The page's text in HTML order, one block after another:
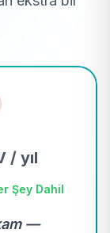
/ yıl
Şey Dahil
—